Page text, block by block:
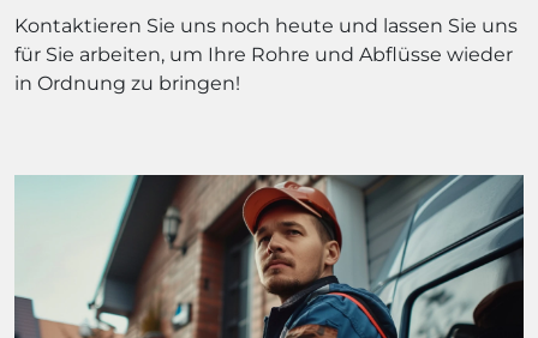
Kontaktieren Sie uns noch heute und lassen Sie uns
für Sie arbeiten, um Ihre Rohre und Abflüsse wieder
in Ordnung zu bringen!